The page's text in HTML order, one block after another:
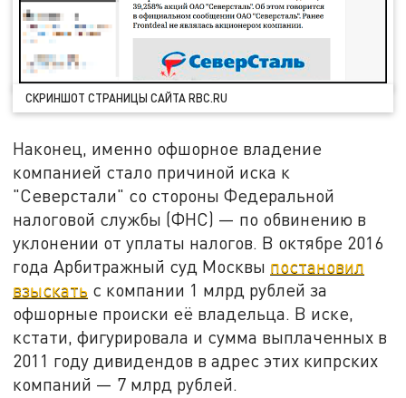
СКРИНШОТ СТРАНИЦЫ САЙТА RBC.RU
Наконец, именно офшорное владение
компанией стало причиной иска к
"Северстали" со стороны Федеральной
налоговой службы (ФНС) — по обвинению в
уклонении от уплаты налогов. В октябре 2016
года Арбитражный суд Москвы постановил
взыскать с компании 1 млрд рублей за
офшорные происки её владельца. В иске,
кстати, фигурировала и сумма выплаченных в
2011 году дивидендов в адрес этих кипрских
компаний — 7 млрд рублей.